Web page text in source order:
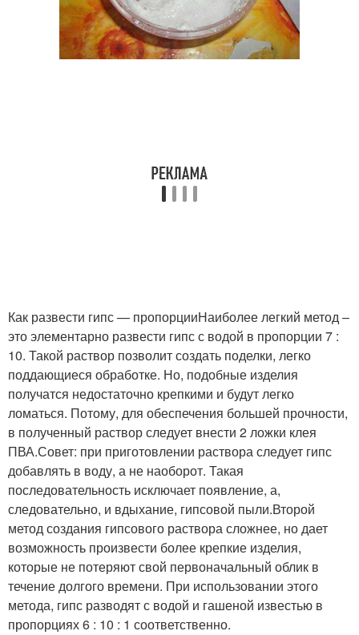
Как развести гипс — пропорцииНаиболее легкий метод –
это элементарно развести гипс с водой в пропорции 7 :
10. Такой раствор позволит создать поделки, легко
поддающиеся обработке. Но, подобные изделия
получатся недостаточно крепкими и будут легко
ломаться. Потому, для обеспечения большей прочности,
в полученный раствор следует внести 2 ложки клея
ПВА.Совет: при приготовлении раствора следует гипс
добавлять в воду, а не наоборот. Такая
последовательность исключает появление, а,
следовательно, и вдыхание, гипсовой пыли.Второй
метод создания гипсового раствора сложнее, но дает
возможность произвести более крепкие изделия,
которые не потеряют свой первоначальный облик в
течение долгого времени. При использовании этого
метода, гипс разводят с водой и гашеной известью в
пропорциях 6 : 10 : 1 соответственно.